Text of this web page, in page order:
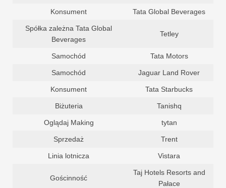
Konsument Tata Global Beverages
Spółka zależna Tata Global
Beverages
Tetley
Samochód Tata Motors
Samochód Jaguar Land Rover
Konsument Tata Starbucks
Biżuteria Tanishq
Oglądaj Making tytan
Sprzedaż Trent
Linia lotnicza Vistara
Gościnność
Taj Hotels Resorts and
Pałace